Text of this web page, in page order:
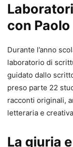
con
Durante l’anno
laboratorio di
guidato dallo
preso parte 22
racconti originali,
letteraria e
La giuria